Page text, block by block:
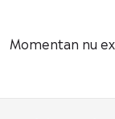
Momentan nu